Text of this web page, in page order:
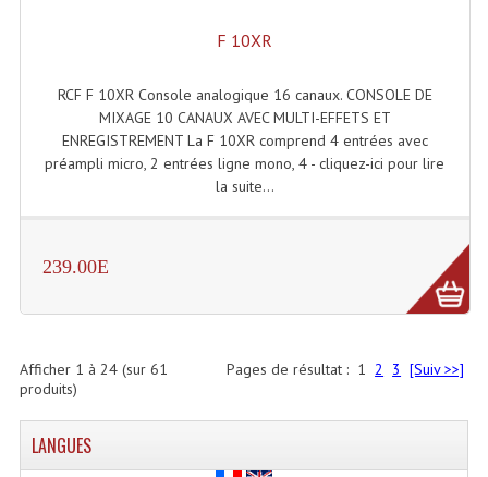
F 10XR
RCF F 10XR Console analogique 16 canaux. CONSOLE DE
MIXAGE 10 CANAUX AVEC MULTI-EFFETS ET
ENREGISTREMENT La F 10XR comprend 4 entrées avec
préampli micro, 2 entrées ligne mono, 4 - cliquez-ici pour lire
la suite...
239.00E
Pages de résultat : 1 2 3 [Suiv >>]
Afficher 1 à 24(sur 61
produits)
LANGUES